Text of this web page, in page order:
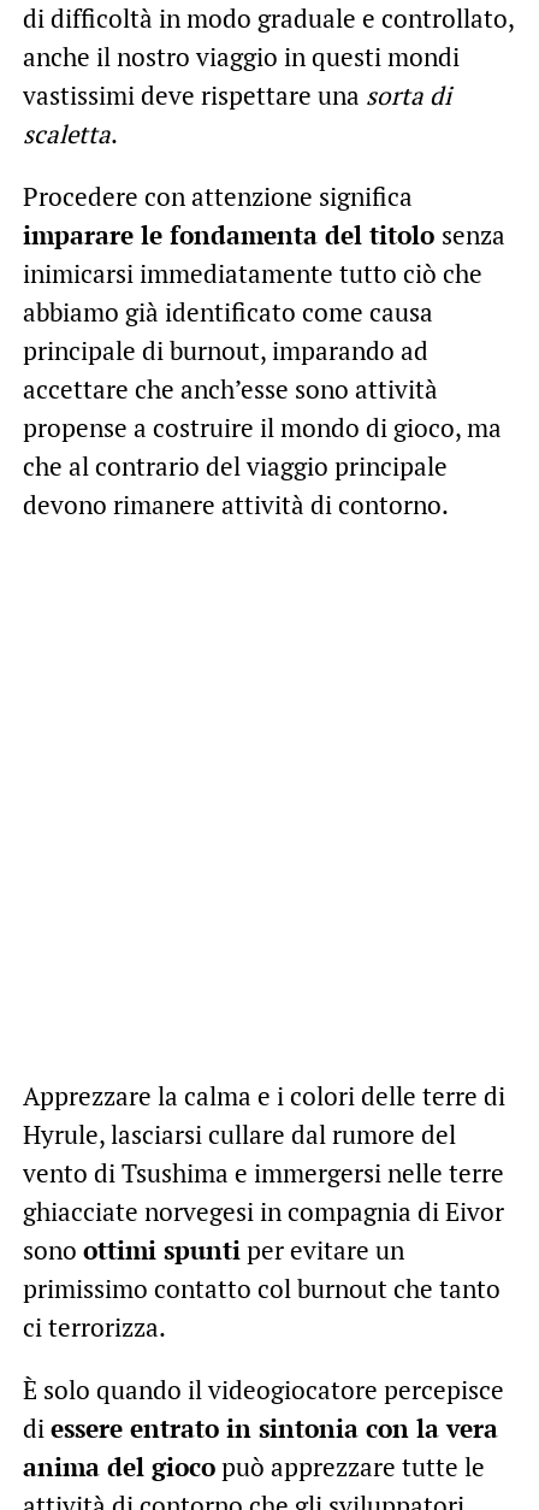
di difficoltà in modo graduale e controllato,
anche il nostro viaggio in questi mondi
vastissimi deve rispettare una sorta di
scaletta.
Procedere con attenzione significa
imparare le fondamenta del titolo senza
inimicarsi immediatamente tutto ciò che
abbiamo già identificato come causa
principale di burnout, imparando ad
accettare che anch’esse sono attività
propense a costruire il mondo di gioco, ma
che al contrario del viaggio principale
devono rimanere attività di contorno.
Apprezzare la calma e i colori delle terre di
Hyrule, lasciarsi cullare dal rumore del
vento di Tsushima e immergersi nelle terre
ghiacciate norvegesi in compagnia di Eivor
sono ottimi spuntiper evitare un
primissimo contatto col burnout che tanto
ci terrorizza.
È solo quando il videogiocatore percepisce
diessere entrato in sintonia con la vera
anima del giocopuò apprezzare tutte le